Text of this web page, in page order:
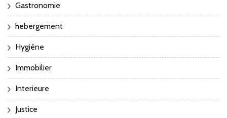
Gastronomie
hebergement
Hygiène
Immobilier
Interieure
Justice